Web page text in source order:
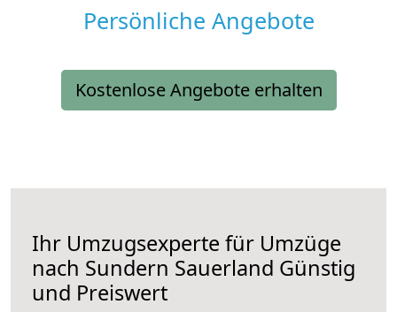
Persönliche Angebote
Kostenlose Angebote erhalten
Ihr Umzugsexperte für Umzüge
nach Sundern Sauerland Günstig
und Preiswert